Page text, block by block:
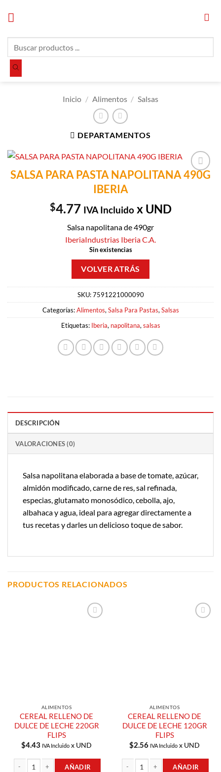
productos
Inicio / Alimentos / Salsas
DEPARTAMENTOS
Añadir a
SALSA PARA PASTA NAPOLITANA 490G
IBERIA
$4.77 IVA Incluidox UND
Salsa napolitana de 490gr
IberiaIndustrias Iberia C.A.
Sin existencias
SKU:7591221000090
Categorías:Alimentos, Salsa Para Pastas, Salsas
Etiquetas: Iberia, napolitana, salsas
DESCRIPCIÓN
VALORACIONES (0)
Salsa napolitana elaborada a base de tomate, azúcar,
almidón modificado, carne de res, sal refinada,
especias, glutamato monosódico, cebolla, ajo,
albahaca y agua, ideal para agregar directamente a
tus recetas y darles un delicioso toque de sabor.
PRODUCTOS RELACIONADOS
ALIMENTOS
CEREAL RELLENO DE
DULCE DE LECHE 220GR
FLIPS
$4.43 IVA Incluido x UND
AÑADIR
ALIMENTOS
CEREAL RELLENO DE
DULCE DE LECHE 120GR
FLIPS
$2.56 IVA Incluido x UND
AÑADIR